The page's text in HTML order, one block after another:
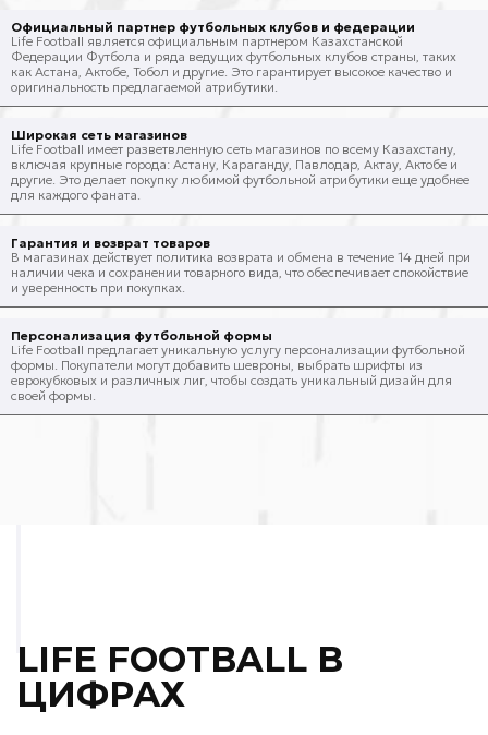
Официальный партнер футбольных клубов и федерации
Life Football является официальным партнером Казахстанской
Федерации Футбола и ряда ведущих футбольных клубов страны, таких
как Астана, Актобе, Тобол и другие. Это гарантирует высокое качество и
оригинальность предлагаемой атрибутики.
Широкая сеть магазинов
Life Football имеет разветвленную сеть магазинов по всему Казахстану,
включая крупные города: Астану, Караганду, Павлодар, Актау, Актобе и
другие. Это делает покупку любимой футбольной атрибутики еще удобнее
для каждого фаната.
Гарантия и возврат товаров
В магазинах действует политика возврата и обмена в течение 14 дней при
наличии чека и сохранении товарного вида, что обеспечивает спокойствие
и уверенность при покупках.
Персонализация футбольной формы
Life Football предлагает уникальную услугу персонализации футбольной
формы. Покупатели могут добавить шевроны, выбрать шрифты из
еврокубковых и различных лиг, чтобы создать уникальный дизайн для
своей формы.
LIFE FOOTBALL В
ЦИФРАХ